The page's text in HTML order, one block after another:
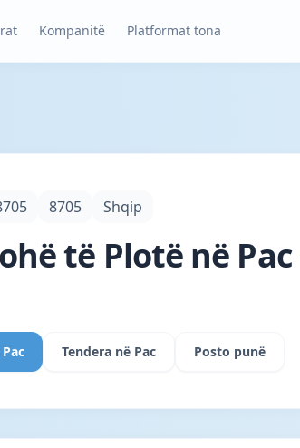
Kompanitë Platformat tona
8705 Shqip
të Plotë në Pac
Tendera në Pac Posto punë